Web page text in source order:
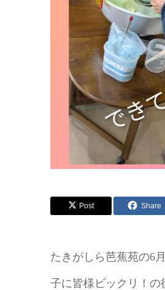
Post Share
たきがしら芭蕉苑の6
子に皆様ビックリ！